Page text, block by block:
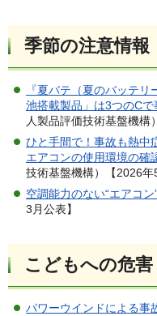
季節の注意情報
『夏バテ（夏のバッテ
池搭載製品」は3つのC
人製品評価技術基盤機構
ひと手間で！事故も熱中
エアコンの使用環境の確
技術基盤機構）【2026年
空調能力のない“エアコン
3月公表】
こどもへの危害
パワーウインドによる事